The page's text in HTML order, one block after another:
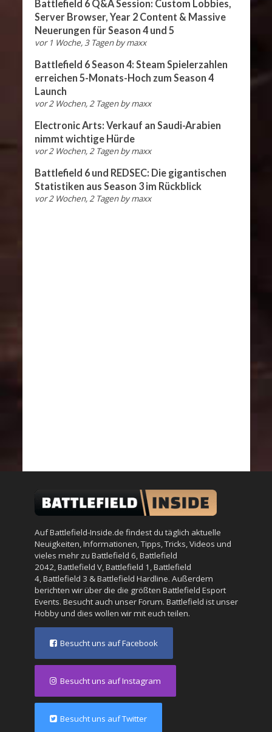
Battlefield 6 Q&A Session: Custom Lobbies,
Server Browser, Year 2 Content & Massive
Neuerungen für Season 4 und 5
vor 1 Woche, 3 Tagen bymaxx
Battlefield 6 Season 4: Steam Spielerzahlen
erreichen 5-Monats-Hoch zum Season 4
Launch
vor 2 Wochen, 2 Tagen bymaxx
Electronic Arts: Verkauf an Saudi-Arabien
nimmt wichtige Hürde
vor 2 Wochen, 2 Tagen bymaxx
Battlefield 6 und REDSEC: Die gigantischen
Statistiken aus Season 3 im Rückblick
vor 2 Wochen, 2 Tagen bymaxx
Auf Battlefield-Inside.de findest du täglich aktuelle
Neuigkeiten, Informationen, Tipps, Tricks, Videos und
vieles mehr zu Battlefield 6 Battlefield
2042 Battlefield V, Battlefield 1 Battlefield
4, Battlefield 3 &Battlefield Hardline. Außerdem
berichten wir über die die größten Battlefield Esport
Events. Besucht auch unserForum. Battlefield ist unser
Hobby und dies wollen wir mit euch teilen.
Besucht uns auf Facebook
Besucht uns auf Instagram
Besucht uns auf Twitter